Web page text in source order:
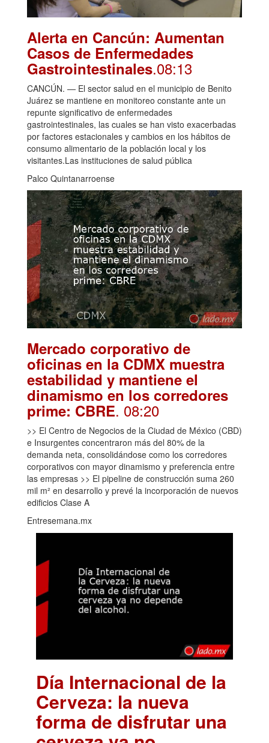
Alerta en Cancún: Aumentan
Casos de Enfermedades
Gastrointestinales.08:13
CANCÚN. — El sector salud en el municipio de Benito
Juárez se mantiene en monitoreo constante ante un
repunte significativo de enfermedades
gastrointestinales, las cuales se han visto exacerbadas
por factores estacionales y cambios en los hábitos de
consumo alimentario de la población local y los
visitantes.Las instituciones de salud pública
Palco Quintanarroense
Mercado corporativo de
oficinas en la CDMX muestra
estabilidad y mantiene el
dinamismo en los corredores
prime: CBRE. 08:20
>> El Centro de Negocios de la Ciudad de México (CBD)
e Insurgentes concentraron más del 80% de la
demanda neta, consolidándose como los corredores
corporativos con mayor dinamismo y preferencia entre
las empresas >> El pipeline de construcción suma 260
mil m² en desarrollo y prevé la incorporación de nuevos
edificios Clase A
Entresemana.mx
Día Internacional de la
Cerveza: la nueva
forma de disfrutar una